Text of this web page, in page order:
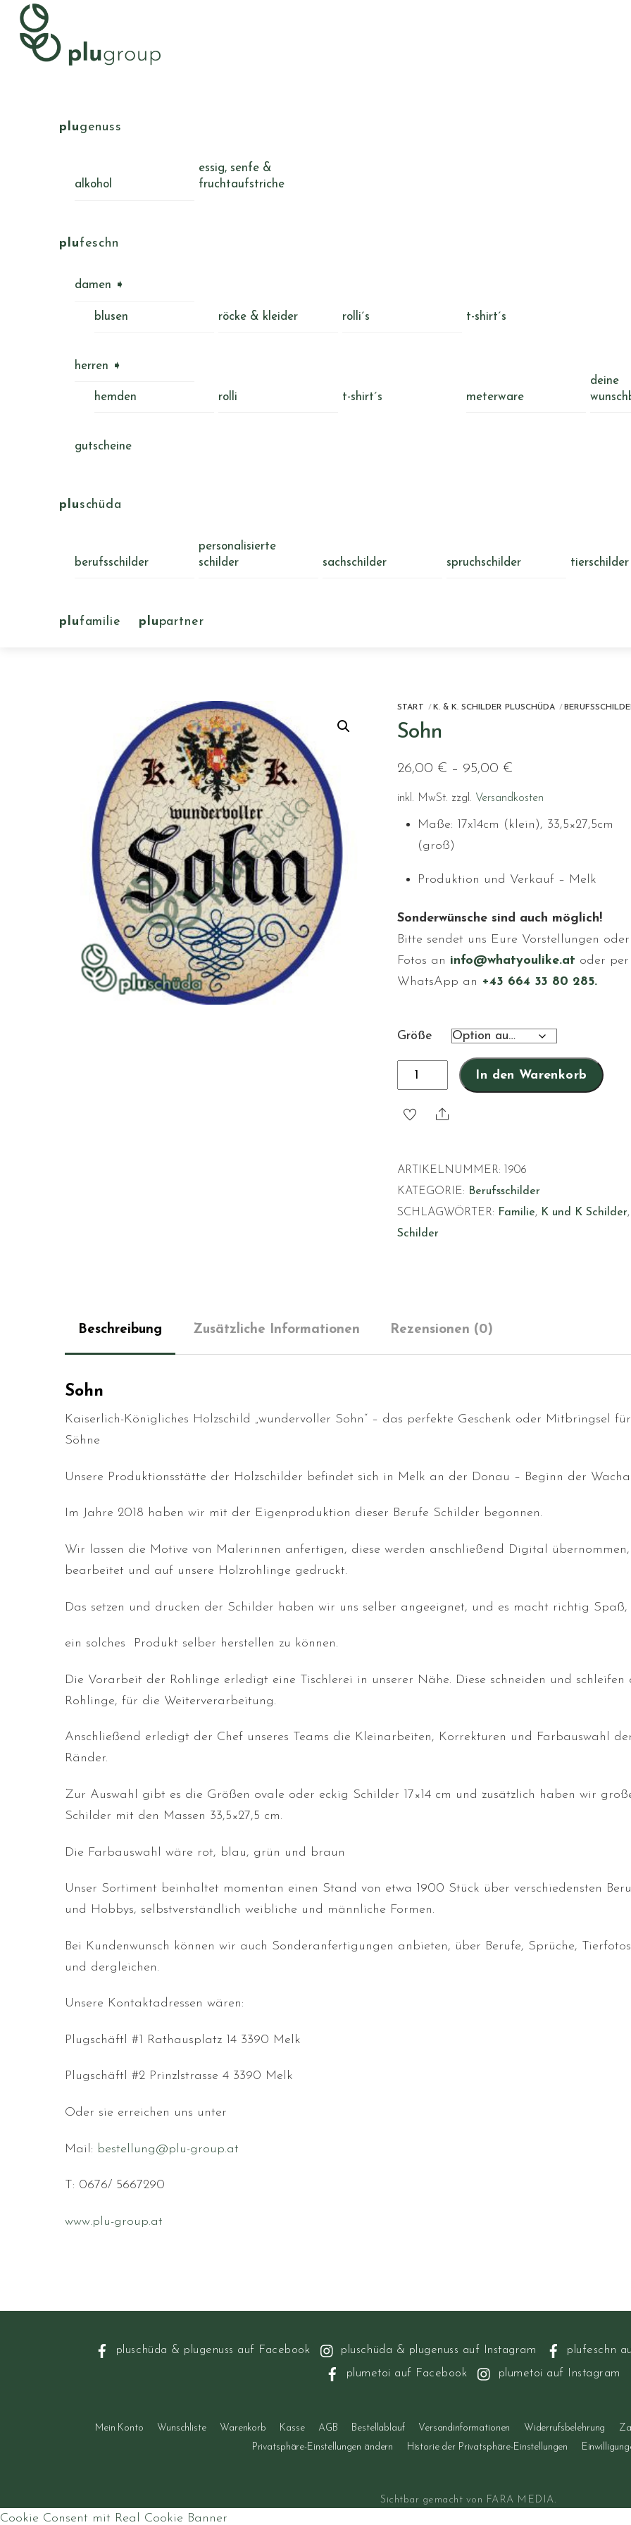
Skip
content
Menu
plugenuss
alkohol
essig, senfe &
fruchtaufstriche
plufeschn
damen ➧
blusen röcke & kleider rolli´s t-shirt´s
herren ➧
hemden rolli t-shirt´s meterware
deine
gutscheine
pluschüda
berufsschilder
personalisierte
schilder
sachschilder spruchschilder tierschilder
plufamilie plupartner
START K. & K. SCHILDER PLUSCHÜDA
Sohn
26,00 € – 95,00 €
inkl. MwSt. zzgl. Versandkosten
Maße: 17x14cm (klein), 33,5×27,5cm
(groß)
Produktion und Verkauf – Melk
Sonderwünsche sind auch möglich!
Bitte sendet uns Eure Vorstellungen oder
Fotos an info@whatyoulike.at oder per
WhatsApp an +43 664 33 80 285.
Größe
Sohn
Menge
In den Warenkorb
Share
ARTIKELNUMMER:
1906
KATEGORIE: Berufsschilder
SCHLAGWÖRTER: Familie, K und K Schilder,
Schilder
Beschreibung Zusätzliche Informationen Rezensionen (0)
Sohn
Kaiserlich-Königliches Holzschild „wundervoller Sohn“ – das perfekte Geschenk oder Mitbringsel für
Söhne
Unsere Produktionsstätte der Holzschilder befindet sich in Melk an der Donau – Beginn der
Im Jahre 2018 haben wir mit der Eigenproduktion dieser Berufe Schilder begonnen.
Wir lassen die Motive von Malerinnen anfertigen, diese werden anschließend Digital übernommen,
bearbeitet und auf unsere Holzrohlinge gedruckt.
Das setzen und drucken der Schilder haben wir uns selber angeeignet, und es macht richtig Spaß,
ein solches Produkt selber herstellen zu können.
Die Vorarbeit der Rohlinge erledigt eine Tischlerei in unserer Nähe. Diese schneiden und schleifen
Rohlinge, für die Weiterverarbeitung.
Anschließend erledigt der Chef unseres Teams die Kleinarbeiten, Korrekturen und Farbauswahl
Ränder.
Zur Auswahl gibt es die Größen ovale oder eckig Schilder 17×14 cm und zusätzlich haben wir
Schilder mit den Massen 33,5×27,5 cm.
Die Farbauswahl wäre rot, blau, grün und braun
Unser Sortiment beinhaltet momentan einen Stand von etwa 1900 Stück über verschiedensten
und Hobbys, selbstverständlich weibliche und männliche Formen.
Bei Kundenwunsch können wir auch Sonderanfertigungen anbieten, über Berufe, Sprüche, Tierfotos
und dergleichen.
Unsere Kontaktadressen wären:
Plugschäftl #1 Rathausplatz 14 3390 Melk
Plugschäftl #2 Prinzlstrasse 4 3390 Melk
Oder sie erreichen uns unter
Mail: bestellung@plu-group.at
T: 0676/ 5667290
www.plu-group.at
pluschüda & plugenuss auf Facebook pluschüda & plugenuss auf Instagram plufeschn
plumetoi auf Facebook
plumetoi auf Instagram
Mein Konto Wunschliste Warenkorb Kasse AGB Bestellablauf Versandinformationen Widerrufsbelehrung
Privatsphäre-Einstellungen ändern
Historie der Privatsphäre-Einstellungen
Sichtbar gemacht von FARA MEDIA.
Cookie Consent mit Real Cookie Banner